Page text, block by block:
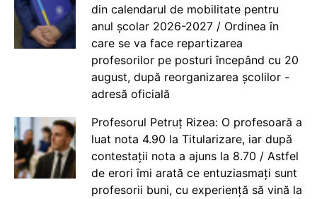
din calendarul de mobilitate pentru
anul școlar 2026-2027 / Ordinea în
care se va face repartizarea
profesorilor pe posturi începând cu 20
august, după reorganizarea școlilor -
adresă oficială
Profesorul Petruț Rizea: O profesoară a
luat nota 4.90 la Titularizare, iar după
contestații nota a ajuns la 8.70 / Astfel
de erori îmi arată ce entuziasmați sunt
profesorii buni, cu experiență să vină la